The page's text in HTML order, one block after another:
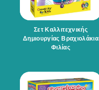
Σετ Καλλιτεχνικής
Δημιουργίας Βραχιολάκια
Φιλίας